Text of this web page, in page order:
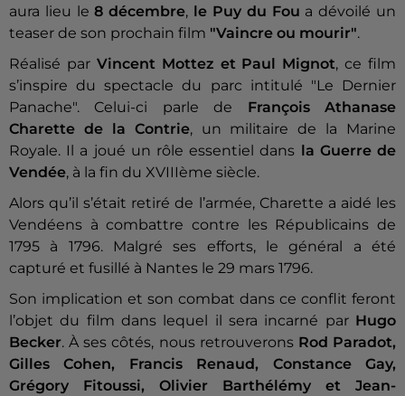
aura lieu le8 décembre, le Puy du Fou a dévoilé un
teaser de son prochain film "Vaincre ou mourir".
Réalisé par Vincent Mottez et Paul Mignot, ce film
s’inspire du spectacle du parc intitulé "Le Dernier
Panache". Celui-ci parle de François Athanase
Charette de la Contrie, un militaire de la Marine
Royale. Il a joué un rôle essentiel dans
la Guerre de
Vendée, à la fin du XVIIIème siècle.
Alors qu’il s’était retiré de l’armée, Charette a aidé les
Vendéens à combattre contre les Républicains de
1795 à 1796. Malgré ses efforts, le général a été
capturé et fusillé à Nantes le 29 mars 1796.
Son implication et son combat dans ce conflit feront
l’objet du film dans lequel il sera incarné par Hugo
Becker. À ses côtés, nous retrouverons Rod Paradot,
Gilles Cohen, Francis Renaud, Constance Gay,
Grégory Fitoussi, Olivier Barthélémy et Jean-